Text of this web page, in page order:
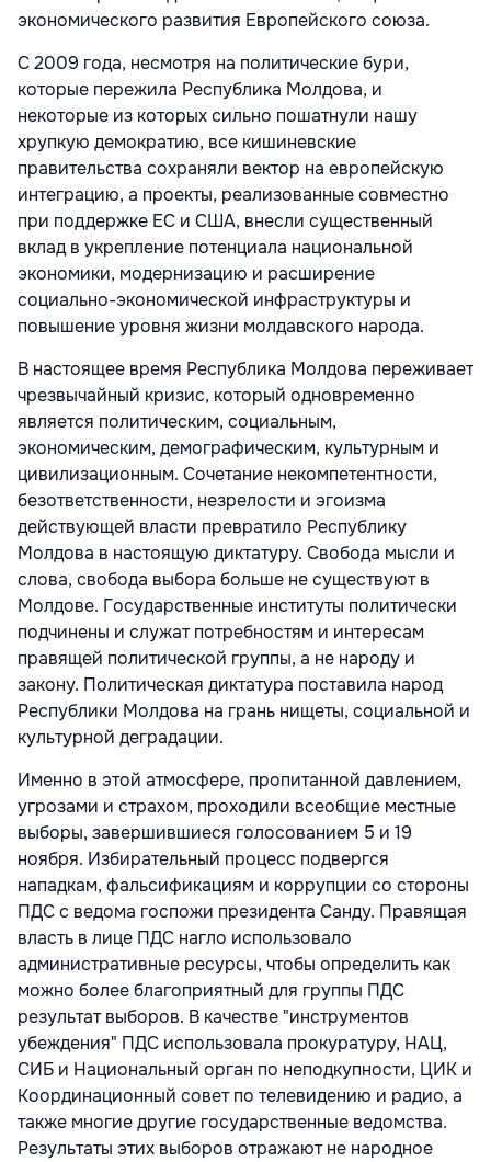
экономического развития Европейского союза.
С 2009 года, несмотря на политические бури,
которые пережила Республика Молдова, и
некоторые из которых сильно пошатнули нашу
хрупкую демократию, все кишиневские
правительства сохраняли вектор на европейскую
интеграцию, а проекты, реализованные совместно
при поддержке ЕС и США, внесли существенный
вклад в укрепление потенциала национальной
экономики, модернизацию и расширение
социально-экономической инфраструктуры и
повышение уровня жизни молдавского народа.
В настоящее время Республика Молдова переживает
чрезвычайный кризис, который одновременно
является политическим, социальным,
экономическим, демографическим, культурным и
цивилизационным. Сочетание некомпетентности,
безответственности, незрелости и эгоизма
действующей власти превратило Республику
Молдова в настоящую диктатуру. Свобода мысли и
слова, свобода выбора больше не существуют в
Молдове. Государственные институты политически
подчинены и служат потребностям и интересам
правящей политической группы, а не народу и
закону. Политическая диктатура поставила народ
Республики Молдова на грань нищеты, социальной и
культурной деградации.
Именно в этой атмосфере, пропитанной давлением,
угрозами и страхом, проходили всеобщие местные
выборы, завершившиеся голосованием 5 и 19
ноября. Избирательный процесс подвергся
нападкам, фальсификациям и коррупции со стороны
ПДС с ведома госпожи президента Санду. Правящая
власть в лице ПДС нагло использовало
административные ресурсы, чтобы определить как
можно более благоприятный для группы ПДС
результат выборов. В качестве "инструментов
убеждения" ПДС использовала прокуратуру, НАЦ,
СИБ и Национальный орган по неподкупности, ЦИК и
Координационный совет по телевидению и радио, а
также многие другие государственные ведомства.
Результаты этих выборов отражают не народное